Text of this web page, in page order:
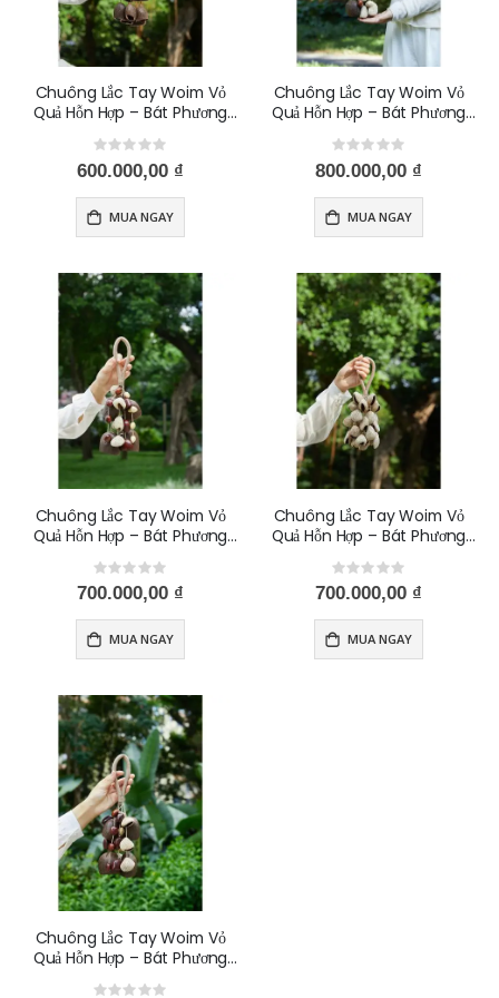
Chuông Lắc Tay Woim Vỏ
Quả Hỗn Hợp – Bát Phương
Tài Lộc – Tịnh Tâm - Thiền -
Thư Giãn Giảm Stress Phong
Thuỷ-salin
Rating:
0%
600.000,00 ₫
MUA NGAY
Chuông Lắc Tay Woim Vỏ
Quả Hỗn Hợp – Bát Phương
Tài Lộc – Tịnh Tâm - Thiền -
Thư Giãn Giảm Stress Phong
Thuỷ-mix fruit 1
Rating:
0%
800.000,00 ₫
MUA NGAY
Chuông Lắc Tay Woim Vỏ
Quả Hỗn Hợp – Bát Phương
Thư Giãn Giảm Stress Phong
Thuỷ-mix fruit 2
Rating:
0%
700.000,00 ₫
MUA NGAY
Chuông Lắc Tay Woim Vỏ
Quả Hỗn Hợp – Bát Phương
Thư Giãn Giảm Stress Phong
Thuỷ-panji
Rating:
0%
700.000,00 ₫
MUA NGAY
Chuông Lắc Tay Woim Vỏ
Quả Hỗn Hợp – Bát Phương
Tài Lộc – Tịnh Tâm - Thiền -